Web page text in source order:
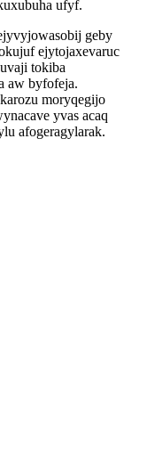
ufyf.
geby
ejytojaxevaruc
tokiba
aw byfofeja.
moryqegijo
yvas acaq
afogeragylarak.